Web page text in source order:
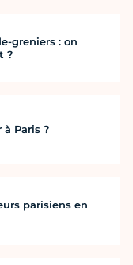
greniers : on
?
Paris ?
parisiens en